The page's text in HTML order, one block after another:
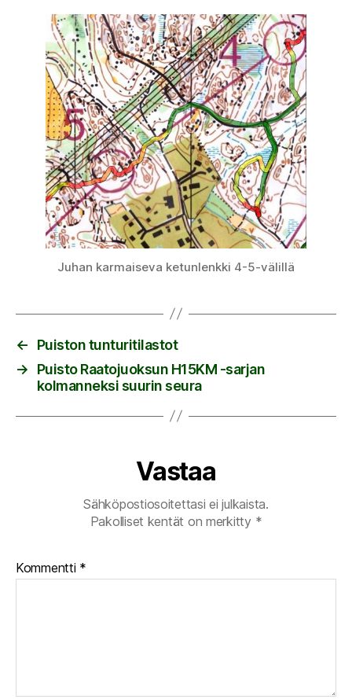
Juhan karmaiseva ketunlenkki 4-5-välillä
←
Puiston tunturitilastot
→
Puisto Raatojuoksun H15KM -sarjan
kolmanneksi suurin seura
Vastaa
Sähköpostiosoitettasi ei julkaista.
Pakolliset kentät on merkitty *
Kommentti *